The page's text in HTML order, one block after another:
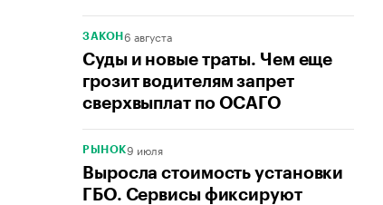
ЗАКОН 6 августа
Суды и новые траты. Чем еще
грозит водителям запрет
сверхвыплат по ОСАГО
РЫНОК9 июля
Выросла стоимость установки
ГБО. Сервисы фиксируют